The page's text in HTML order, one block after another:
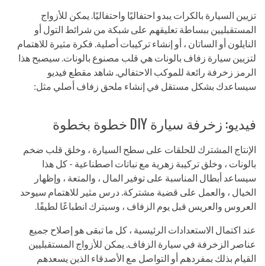
تزيين السيارة بالكرات يبدو احتفاليًا واحتفاليًا. يمكن للأزواج
المستقبليين ببساطة تعليقهم على شبكة من شرائط التول أو
النايلون أو الساتان ، أو إنشاء تركيبات أصلية. فكرة مثيرة للاهتمام
لتزيين سيارة زفاف بالونات هي قلب مصنوع بالونات. سيصبح هذا
الرمز زخرفة رائعة للموكب الاحتفالي. شاهد مقطع فيديو
سيساعدك بشكل مستقل في إنشاء ملحق زفاف أصلي مثل:
فيديو: زخرفة سيارة DIY خطوة بخطوة
الإنتاج المشترك للحلقات على سطح السيارة ، وخلق قلب ضخم
بالونات ، وخلق تركيبة زهرية مع نباتات اصطناعية - كل هذا
سيساعد أبطال المناسبة على توفير المال ، والمتعة ، وإظهار
الخيال ، والعمل على قضية مشتركة. درس مثير للاهتمام سيوحد
العروس والعريس قبل يوم الزفاف ، وسيترك انطباعًا لطيفًا.
عند اكتمال الاستعدادات الرئيسية ، كل ما تبقى هو إصلاح جميع
عناصر الزخرفة في سيارة الزفاف. يمكن للأزواج المستقبليين
القيام بذلك بمفردهم أو التواصل مع الأصدقاء الذين يسعدهم